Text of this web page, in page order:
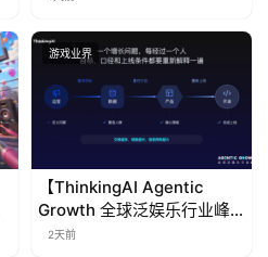
游戏业界
【ThinkingAI Agentic
Growth 全球泛娱乐行业峰
会】Agent 时代，人到底负
2天前